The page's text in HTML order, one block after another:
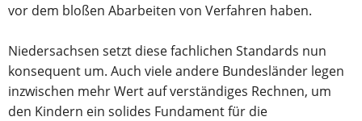
vor dem bloßen Abarbeiten von Verfahren haben.
Niedersachsen setzt diese fachlichen Standards nun
konsequent um. Auch viele andere Bundesländer legen
inzwischen mehr Wert auf verständiges Rechnen, um
den Kindern ein solides Fundament für die